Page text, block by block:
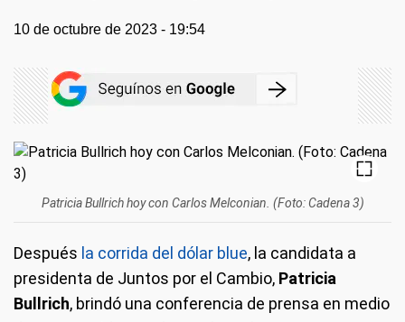
10 de octubre de 2023 - 19:54
Patricia Bullrich hoy con Carlos Melconian. (Foto: Cadena 3)
Después la corrida del dólar blue, la candidata a
presidenta de Juntos por el Cambio, Patricia
Bullrich, brindó una conferencia de prensa en medio